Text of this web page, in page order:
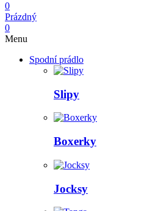
0
Prázdný
0
Menu
Spodní prádlo
Slipy
Boxerky
Jocksy